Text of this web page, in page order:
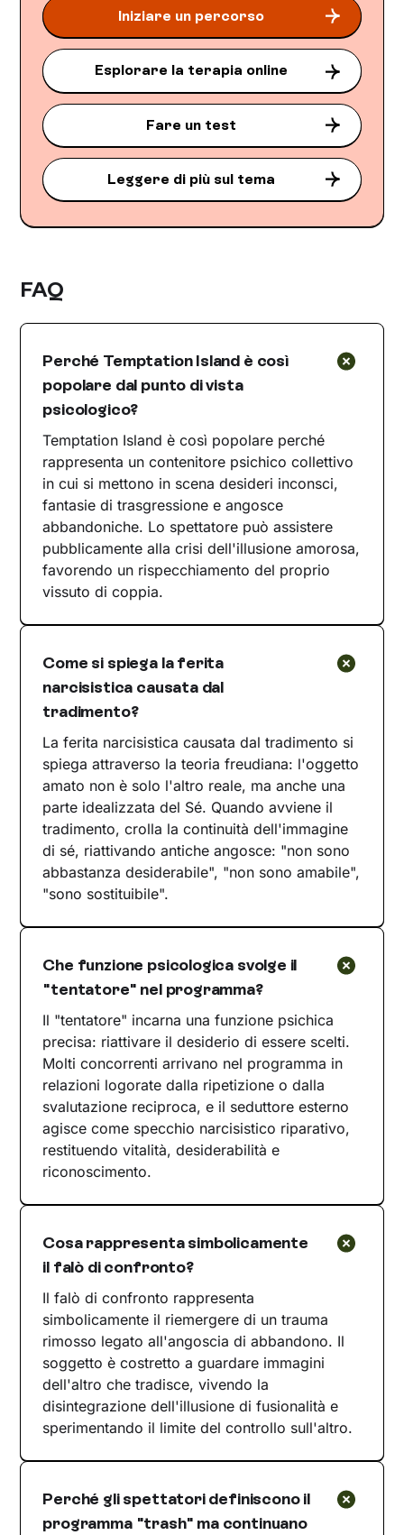
Iniziare un percorso
Esplorare la terapia online
Fare un test
Leggere di più sul tema
FAQ
Perché Temptation Island è così
popolare dal punto di vista
psicologico?
Temptation Island è così popolare perché
rappresenta un contenitore psichico collettivo
in cui si mettono in scena desideri inconsci,
fantasie di trasgressione e angosce
abbandoniche. Lo spettatore può assistere
pubblicamente alla crisi dell'illusione amorosa,
favorendo un rispecchiamento del proprio
vissuto di coppia.
Come si spiega la ferita
narcisistica causata dal
tradimento?
La ferita narcisistica causata dal tradimento si
spiega attraverso la teoria freudiana: l'oggetto
amato non è solo l'altro reale, ma anche una
parte idealizzata del Sé. Quando avviene il
tradimento, crolla la continuità dell'immagine
di sé, riattivando antiche angosce: "non sono
abbastanza desiderabile", "non sono amabile",
"sono sostituibile".
Che funzione psicologica svolge il
"tentatore" nel programma?
Il "tentatore" incarna una funzione psichica
precisa: riattivare il desiderio di essere scelti.
Molti concorrenti arrivano nel programma in
relazioni logorate dalla ripetizione o dalla
svalutazione reciproca, e il seduttore esterno
agisce come specchio narcisistico riparativo,
restituendo vitalità, desiderabilità e
riconoscimento.
Cosa rappresenta simbolicamente
il falò di confronto?
Il falò di confronto rappresenta
simbolicamente il riemergere di un trauma
rimosso legato all'angoscia di abbandono. Il
soggetto è costretto a guardare immagini
dell'altro che tradisce, vivendo la
disintegrazione dell'illusione di fusionalità e
sperimentando il limite del controllo sull'altro.
Perché gli spettatori definiscono il
programma "trash" ma continuano